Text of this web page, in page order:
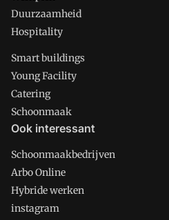
Duurzaamheid
Hospitality
Smart buildings
Young Facility
Catering
Schoonmaak
Ook interessant
Schoonmaakbedrijven
Arbo Online
Hybride werken
instagram